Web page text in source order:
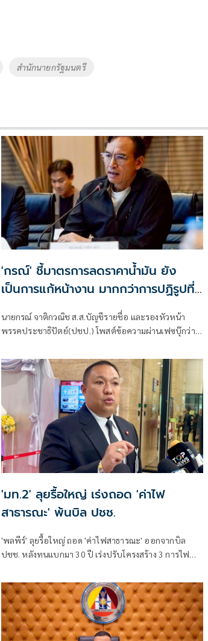
สำนักนายกรัฐมนตรี
'กรณ์' ชี้มาตรการลดราคาน้ำมัน ยัง
เป็นการแก้หน้างาน มากกว่าการปฏิรูปที่
นายกรณ์ จาติกวณิช ส.ส.บัญชีรายชื่อ และรองหัวหน้า
พรรคประชาธิปัตย์(ปชป.) โพสต์ข้อความผ่านเฟซบุ๊กว่า
ตกเย็นมีประกาศลดราคาน้ำมันพรุ่งนี้เช้าทันที
'มท.2' ลุยรื้อใหญ่ เร่งถอด 'ค่าไฟ
สาธารณะ' พ้นบิล ปชช.
'พลพีร์' ลุยรื้อใหญ่ ถอด 'ค่าไฟสาธารณะ' ออกจากบิล
ปชช. หลังทนแบกมา 30 ปี เร่งปรับโครงสร้าง 3 การไฟฟ้า
กฎกระทรวง​ ชง ครม. บังคับใช้